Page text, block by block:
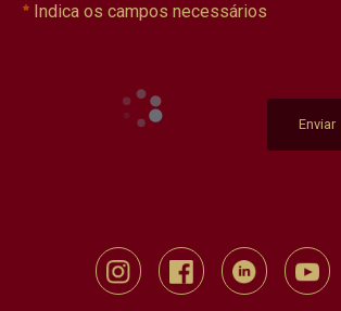
Indica os campos necessários
Enviar